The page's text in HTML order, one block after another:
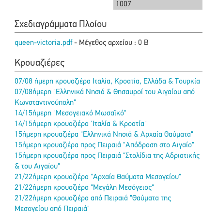
1007
Σχεδιαγράμματα Πλοίου
queen-victoria.pdf- Μέγεθος αρχείου : 0 B
Κρουαζιέρες
07/08 ήμερη κρουαζιέρα Ιταλία, Κροατία, Ελλάδα & Τουρκία
07/08ήμερη "Ελληνικά Νησιά & Θησαυροί του Αιγαίου από
Κωνσταντινούπολη"
14/15ήμερη "Μεσογειακό Μωσαϊκό"
14/15ήμερη κρουαζιέρα 'Ιταλία & Κροατία"
15ήμερη κρουαζιέρα "Ελληνικά Νησιά & Αρχαία Θαύματα"
15ήμερη κρουαζιέρα προς Πειραιά "Απόδραση στο Αιγαίο"
15ήμερη κρουαζιέρα προς Πειραιά "Στολίδια της Αδριατικής
& του Αιγαίου"
21/22ήμερη κρουαζιέρα "Αρχαία Θαύματα Μεσογείου"
21/22ήμερη κρουαζιέρα "Μεγάλη Μεσόγειος"
21/22ήμερη κρουαζιέρα από Πειραιά "Θαύματα της
Μεσογείου από Πειραιά"